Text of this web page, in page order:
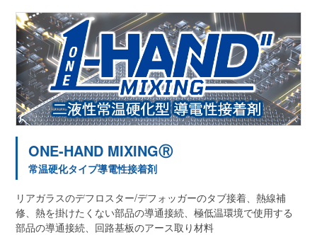
ONE-HAND MIXINGⓇ
常温硬化タイプ導電性接着剤
リアガラスのデフロスター/デフォッガーのタブ接着、熱線補
修、熱を掛けたくない部品の導通接続、極低温環境で使用する
部品の導通接続、回路基板のアース取り材料